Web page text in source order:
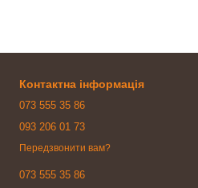
Контактна інформація
073 555 35 86
093 206 01 73
Передзвонити вам?
073 555 35 86